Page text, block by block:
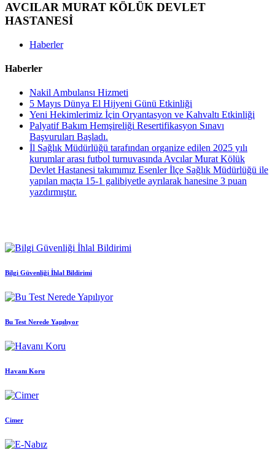
AVCILAR MURAT KÖLÜK DEVLET
HASTANESİ
Haberler
Haberler
Nakil Ambulansı Hizmeti
5 Mayıs Dünya El Hijyeni Günü Etkinliği
Yeni Hekimlerimiz İçin Oryantasyon ve Kahvaltı Etkinliği
Palyatif Bakım Hemşireliği Resertifikasyon Sınavı
Başvuruları Başladı.
İl Sağlık Müdürlüğü tarafından organize edilen 2025 yılı
kurumlar arası futbol turnuvasında Avcılar Murat Kölük
Devlet Hastanesi takımımız Esenler İlçe Sağlık Müdürlüğü ile
yapılan maçta 15-1 galibiyetle ayrılarak hanesine 3 puan
yazdırmıştır.
Bilgi Güvenliği İhlal Bildirimi
Bu Test Nerede Yapılıyor
Havanı Koru
Cimer